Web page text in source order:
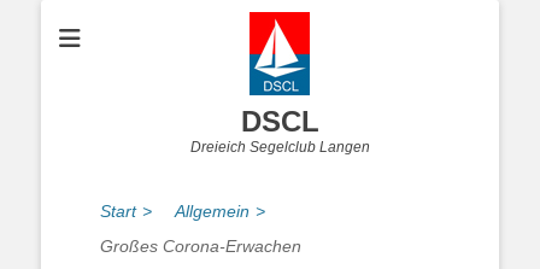
DSCL
Dreieich Segelclub Langen
Start > Allgemein >
Großes Corona-Erwachen